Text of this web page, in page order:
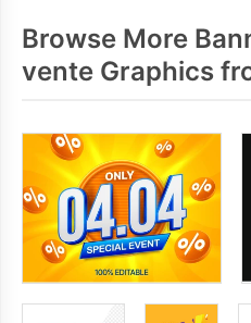
Browse More
vente Graphics